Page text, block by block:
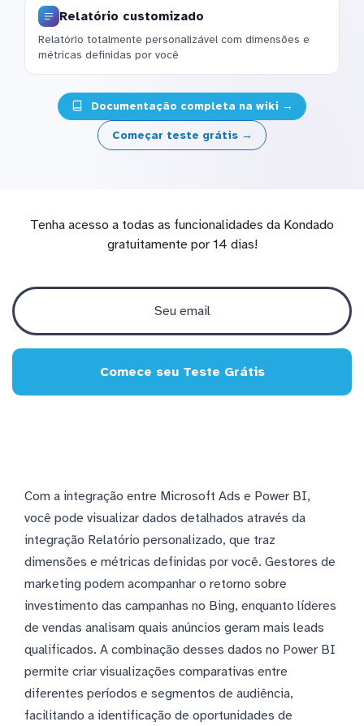
Relatório customizado
Relatório totalmente personalizável com dimensões e
métricas definidas por você
Documentação completa na wiki →
Começar teste grátis →
Tenha acesso a todas as funcionalidades da Kondado
gratuitamente por 14 dias!
Comece seu Teste Grátis
Com a integração entre Microsoft Ads e Power BI,
você pode visualizar dados detalhados através da
integração Relatório personalizado, que traz
dimensões e métricas definidas por você. Gestores de
marketing podem acompanhar o retorno sobre
investimento das campanhas no Bing, enquanto líderes
de vendas analisam quais anúncios geram mais leads
qualificados. A combinação desses dados no Power BI
permite criar visualizações comparativas entre
diferentes períodos e segmentos de audiência,
facilitando a identificação de oportunidades de